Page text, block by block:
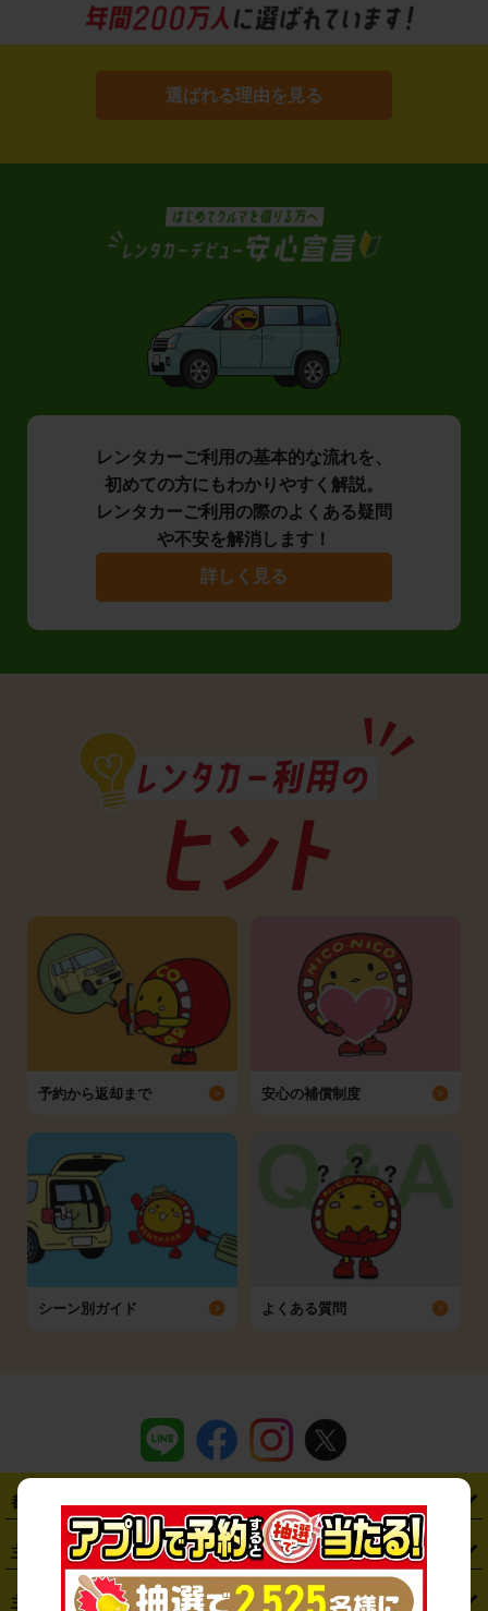
選ばれる理由を見る
レンタカーご利用の基本的な流れを、
初めての方にもわかりやすく解説。
レンタカーご利用の際のよくある疑問
や不安を解消します！
詳しく見る
予約から返却まで 安心の補償制度
シーン別ガイド よくある質問
都道府県から探す
・ 北海道 ・青森県 ・岩手県 ・宮城県 ・秋田県 ・山形県
・東京都 ・神奈川県 ・埼玉県 ・千葉県 ・
主要駅から探す
・ 札幌駅 ・仙台駅 ・新宿駅 ・池袋駅 ・渋谷駅 東京駅
主要空港から探す